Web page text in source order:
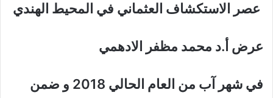
عصر الاستكشاف العثماني في المحيط الهندي
عرض أ.د محمد مظفر الادهمي
في شهر آب من العام الحالي 2018 و ضمن